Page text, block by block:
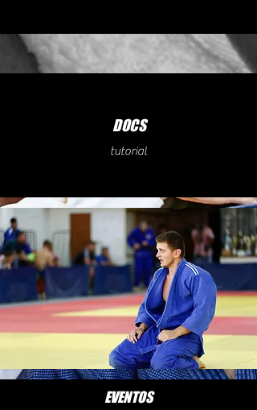
DOCS
tutorial
EVENTOS